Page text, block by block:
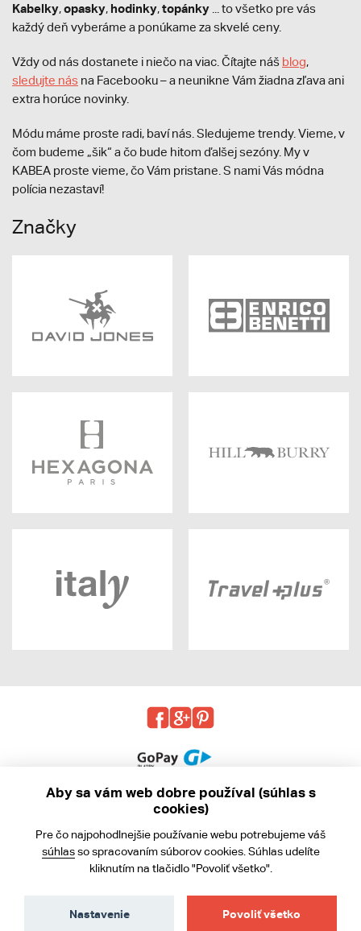
Kabelky,opasky, hodinky,topánky ... to všetko pre vás
každý deň vyberáme a ponúkame za skvelé ceny.
Vždy od nás dostanete i niečo na viac. Čítajte náš blog,
sledujte nás na Facebooku – a neunikne Vám žiadna zľava ani
extra horúce novinky.
Módu máme proste radi, baví nás. Sledujeme trendy. Vieme, v
čom budeme „šik“ a čo bude hitom ďalšej sezóny. My v
KABEA proste vieme, čo Vám pristane. S nami Vás módna
polícia nezastaví!
Značky
Obchodné podmienky
Ochrana osobných údajov
Aby sa vám web dobre používal (súhlas s
cookies)
Pre čo najpohodlnejšie používanie webu potrebujeme váš
súhlasso spracovaním súborov cookies. Súhlas udelíte
kliknutím na tlačidlo "Povoliť všetko".
Povoliť všetko
Nastavenie